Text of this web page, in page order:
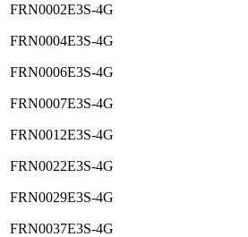
FRN0002E3S-4G
FRN0004E3S-4G
FRN0006E3S-4G
FRN0007E3S-4G
FRN0012E3S-4G
FRN0022E3S-4G
FRN0029E3S-4G
FRN0037E3S-4G